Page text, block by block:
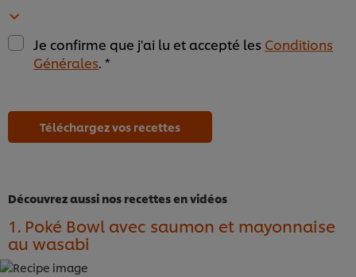
Je confirme que j'ai lu et accepté les Conditions
Générales. *
Téléchargez vos recettes
Découvrez aussi nos recettes en vidéos
1. Poké Bowl avec saumon et mayonnaise
au wasabi